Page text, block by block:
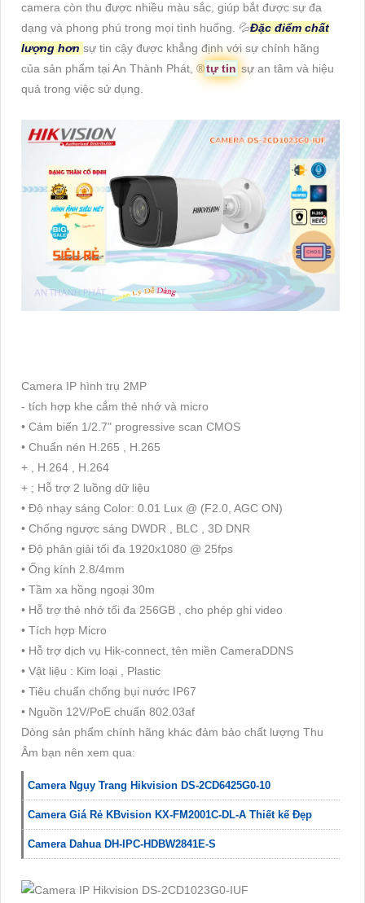
camera còn thu được nhiều màu sắc, giúp bắt được sự đa
dạng và phong phú trong mọi tình huống. 💦Đặc điểm chất
lượng hơn sự tin cậy được khẳng định với sự chính hãng
của sản phẩm tại An Thành Phát, ®️tự tin sự an tâm và hiệu
quả trong việc sử dụng.
Camera IP hình trụ 2MP
- tích hợp khe cắm thẻ nhớ và micro
• Cảm biến 1/2.7" progressive scan CMOS
• Chuẩn nén H.265 , H.265
+ , H.264 , H.264
+ ; Hỗ trợ 2 luồng dữ liệu
• Độ nhạy sáng Color: 0.01 Lux @ (F2.0, AGC ON)
• Chống ngược sáng DWDR , BLC , 3D DNR
• Độ phân giải tối đa 1920x1080 @ 25fps
• Ống kính 2.8/4mm
• Tầm xa hồng ngoại 30m
• Hỗ trợ thẻ nhớ tối đa 256GB , cho phép ghi video
• Tích hợp Micro
• Hỗ trợ dịch vụ Hik-connect, tên miền CameraDDNS
• Vật liệu : Kim loại , Plastic
• Tiêu chuẩn chống bụi nước IP67
• Nguồn 12V/PoE chuẩn 802.03af
Dòng sản phẩm chính hãng khác đảm bảo chất lượng Thu
Âm bạn nên xem qua:
Camera Ngụy Trang Hikvision DS-2CD6425G0-10
Camera Giá Rẻ KBvision KX-FM2001C-DL-A Thiết kế Đẹp
Camera Dahua DH-IPC-HDBW2841E-S